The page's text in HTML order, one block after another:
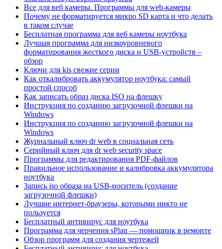
Все для веб камеры. Программы для web-камеры
Почему не форматируется микро SD карта и что делать
в таком случае
Бесплатная программа для веб камеры ноутбука
Лучшая программа для низкоуровневого
форматирования жесткого диска и USB-устройств –
обзор
Ключи для kis свежие серии
Как откалибровать аккумулятор ноутбука: самый
простой способ
Как записать образ диска ISO на флешку
Инструкция по созданию загрузочной флешки на
Windows
Инструкция по созданию загрузочной флешки на
Windows
Журнальный ключ dr web в социальная сеть
Серийный ключ для dr web security space
Программы для редактирования PDF-файлов
Правильное использование и калибровка аккумулятора
ноутбука
Запись iso образа на USB-носитель (создание
загрузочной флешки)
Лучшие интернет-браузеры, которыми никто не
пользуется
Бесплатный антивирус для ноутбука
Программа для черчения sPlan — помощник в ремонте
Обзор программ для создания чертежей